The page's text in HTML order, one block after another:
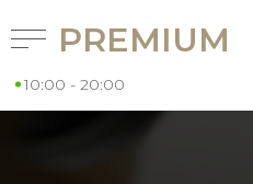
PREMIUM
10:00 - 20:00